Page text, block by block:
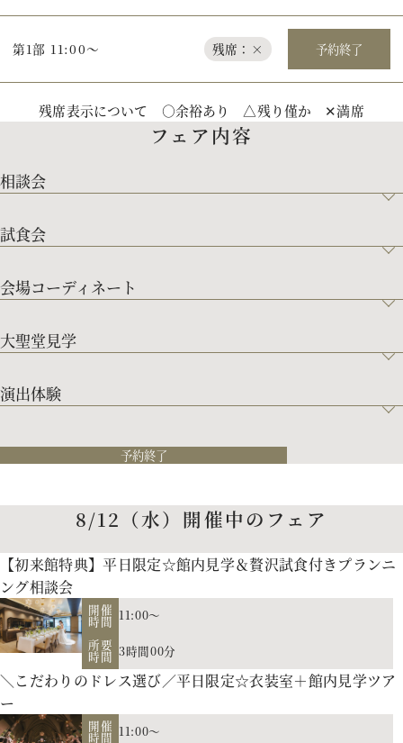
第1部 11:00～ 残席：× 予約終了
残席表示について ○余裕あり △残り僅か ✕満席
フェア内容
相談会
試食会
会場コーディネート
大聖堂見学
演出体験
予約終了
8/12（水）開催中のフェア
【初来館特典】平日限定☆館内見学＆贅沢試食付きプランニ
ング相談会
開催
時間 11:00～
所要
時間 3時間00分
＼こだわりのドレス選び／平日限定☆衣装室＋館内見学ツア
ー
開催
時間 11:00～